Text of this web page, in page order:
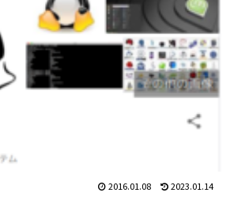
2016.01.08 2023.01.14